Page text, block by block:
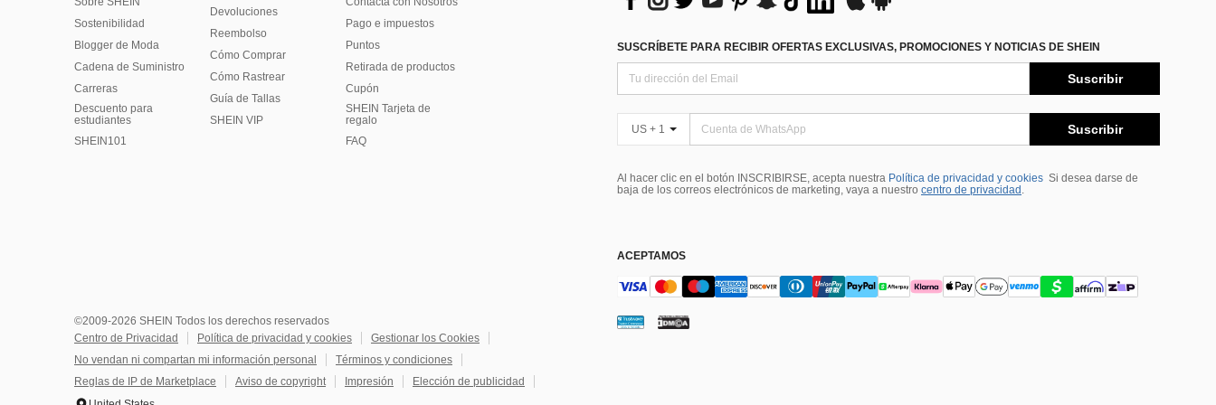
Sostenibilidad
Blogger de Moda
Cadena de Suministro
Carreras
Descuento para
estudiantes
SHEIN101
Devoluciones
Reembolso
Cómo Comprar
Cómo Rastrear
Guía de Tallas
SHEIN VIP
Pago e impuestos
Puntos
Retirada de productos
Cupón
SHEIN Tarjeta de
regalo
FAQ
SUSCRÍBETE PARA RECIBIR OFERTAS EXCLUSIVAS, PROMOCIONES Y NOTICIAS DE SHEIN
Suscribir
US + 1 Suscribir
Al hacer clic en el botón INSCRIBIRSE, acepta nuestra Política de privacidad y cookies Si desea darse de
baja de los correos electrónicos de marketing, vaya a nuestro centro de privacidad .
ACEPTAMOS
©2009-2026 SHEIN Todos los derechos reservados
Centro de Privacidad
Política de privacidad y cookies
Gestionar los Cookies
No vendan ni compartan mi información personal
Términos y condiciones
Reglas de IP de Marketplace
Aviso de copyright Impresión
Elección de publicidad